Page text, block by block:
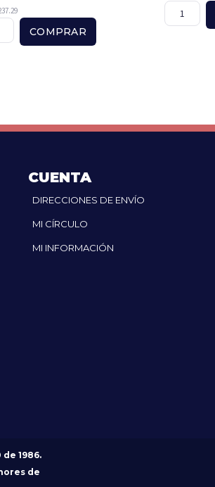
COMPRAR
CUENTA
DIRECCIONES DE ENVÍO
MI CÍRCULO
MI INFORMACIÓN
1986.
de